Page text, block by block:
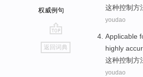
权威例句
go
top
返回词典
这种控制方
youdao
Applicable
highly
这种控制方
youdao